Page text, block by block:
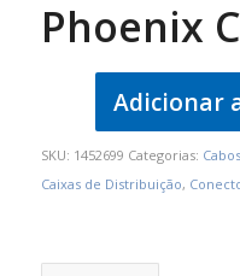
Phoenix
Adicionar
SKU: 1452699 Categorias:
Caixas de Distribuição,